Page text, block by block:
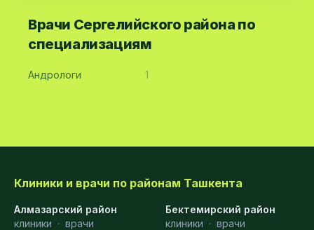
Врачи Сергелийского района по
специализациям
Андрологи 1
Клиники и врачи по районам Ташкента
Алмазарский район
клиники · врачи
Бектемирский район
клиники · врачи